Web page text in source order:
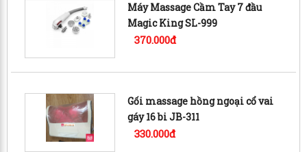
Máy Massage Cầm Tay 7 đầu
Magic King SL-999
370.000đ
Gối massage hồng ngoại cổ vai
gáy 16 bi JB-311
330.000đ